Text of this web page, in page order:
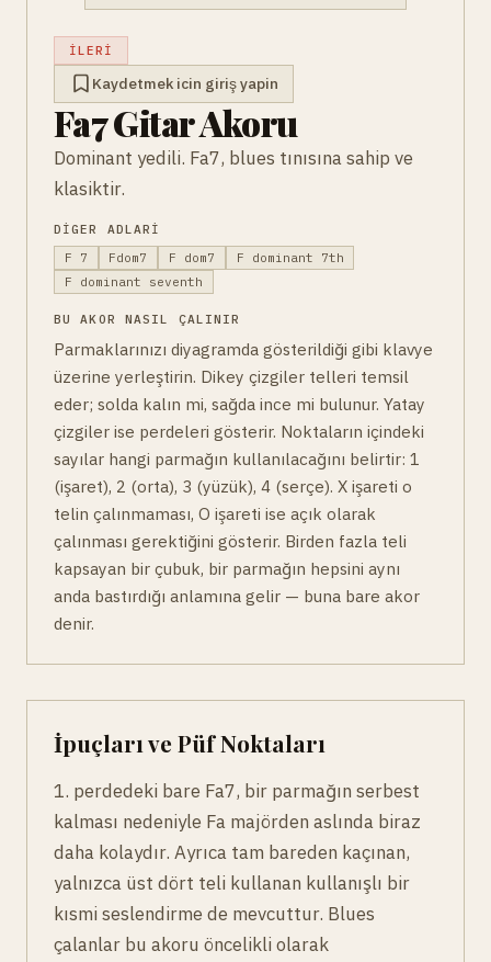
İLERI
Kaydetmek icin giriş yapin
Fa7 Gitar Akoru
Dominant yedili. Fa7, blues tınısına sahip ve
klasiktir.
DIGER ADLARI
F 7
Fdom7 F dom7
F dominant 7th
F dominant seventh
BU AKOR NASIL ÇALINIR
Parmaklarınızı diyagramda gösterildiği gibi klavye
üzerine yerleştirin. Dikey çizgiler telleri temsil
eder; solda kalın mi, sağda ince mi bulunur. Yatay
çizgiler ise perdeleri gösterir. Noktaların içindeki
sayılar hangi parmağın kullanılacağını belirtir: 1
(işaret), 2 (orta), 3 (yüzük), 4 (serçe). X işareti o
telin çalınmaması, O işareti ise açık olarak
çalınması gerektiğini gösterir. Birden fazla teli
kapsayan bir çubuk, bir parmağın hepsini aynı
anda bastırdığı anlamına gelir — buna bare akor
denir.
İpuçları ve Püf Noktaları
1. perdedeki bare Fa7, bir parmağın serbest
kalması nedeniyle Fa majörden aslında biraz
daha kolaydır. Ayrıca tam bareden kaçınan,
yalnızca üst dört teli kullanan kullanışlı bir
kısmi seslendirme de mevcuttur. Blues
çalanlar bu akoru öncelikli olarak